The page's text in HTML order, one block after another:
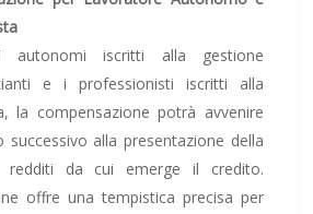
autonomi iscritti alla gestione
e i professionisti iscritti alla
la compensazione potrà avvenire
successivo alla presentazione della
redditi da cui emerge il credito.
offre una tempistica precisa per